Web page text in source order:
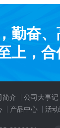
勤奋、
上，合
简介 公司大事记
产品中心 活